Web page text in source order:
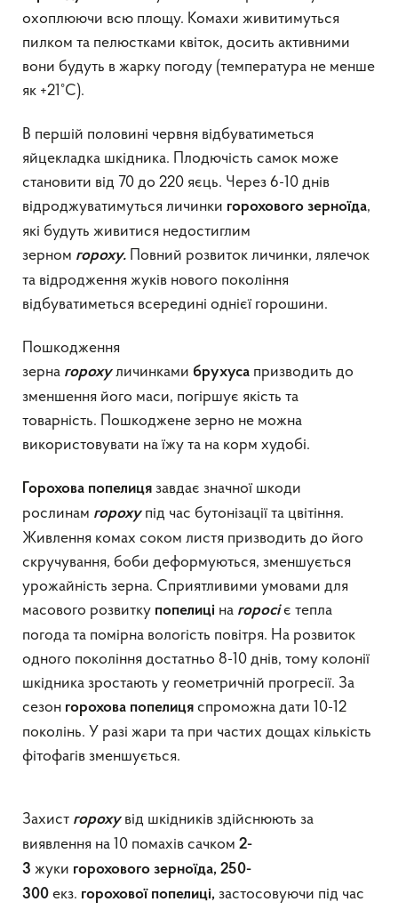
охоплюючи всю площу. Комахи живитимуться
пилком та пелюстками квіток, досить активними
вони будуть в жарку погоду (температура не менше
як +21°С).
В першій половині червня відбуватиметься
яйцекладка шкідника. Плодючість самок може
становити від 70 до 220 яєць. Через 6-10 днів
відроджуватимуться личинки горохового зерноїда,
які будуть живитися недостиглим
зерном гороху. Повний розвиток личинки, лялечок
та відродження жуків нового покоління
відбуватиметься всередині однієї горошини.
Пошкодження
зерна горохуличинками брухуса призводить до
зменшення його маси, погіршує якість та
товарність. Пошкоджене зерно не можна
використовувати на їжу та на корм худобі.
Горохова попелиця завдає значної шкоди
рослинам гороху під час бутонізації та цвітіння.
Живлення комах соком листя призводить до його
скручування, боби деформуються, зменшується
урожайність зерна. Сприятливими умовами для
масового розвитку попелиці на горосіє тепла
погода та помірна вологість повітря. На розвиток
одного покоління достатньо 8-10 днів, тому колонії
шкідника зростають у геометричній прогресії. За
сезон горохова попелиця спроможна дати 10-12
поколінь. У разі жари та при частих дощах кількість
фітофагів зменшується.
Захист горохувід шкідників здійснюють за
виявлення на 10 помахів сачком 2-
3 жуки горохового зерноїда, 250-
300 екз. горохової попелиці, застосовуючи під час